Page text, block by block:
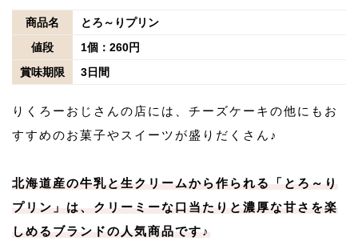
商品名
とろ～りプリン
値段
1個：260円
賞味期限
3日間
りくろーおじさんの店には、チーズケーキの他にもお
すすめのお菓子やスイーツが盛りだくさん♪
北海道産の牛乳と生クリームから作られる「とろ～り
プリン」は、クリーミーな口当たりと濃厚な甘さを楽
しめるブランドの人気商品です♪